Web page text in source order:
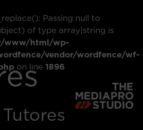
Passing null to
of type array|string is
www/html/wp-
vendor/wordfence/wf-
on line 1896
Tutores